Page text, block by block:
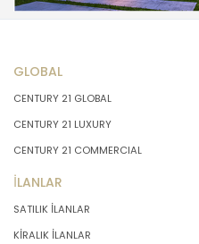
GLOBAL
CENTURY 21 GLOBAL
CENTURY 21 LUXURY
CENTURY 21 COMMERCIAL
İLANLAR
SATILIK İLANLAR
KİRALIK İLANLAR